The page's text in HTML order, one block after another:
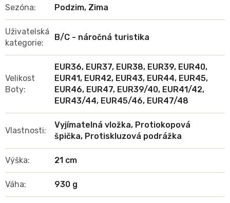
Sezóna: Podzim, Zima
Uživatelská
kategorie:
B/C - náročná turistika
Velikost
Boty:
EUR36, EUR37, EUR38, EUR39, EUR40,
EUR41, EUR42, EUR43, EUR44, EUR45,
EUR46, EUR47, EUR39/40, EUR41/42,
EUR43/44, EUR45/46, EUR47/48
Vlastnosti:
Vyjímatelná vložka, Protiokopová
špička, Protiskluzová podrážka
Výška: 21 cm
Váha: 930 g